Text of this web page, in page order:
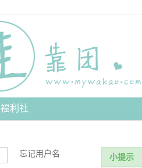
福利社
忘记用户名
小提示